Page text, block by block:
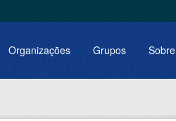
Organizações Grupos Sobre